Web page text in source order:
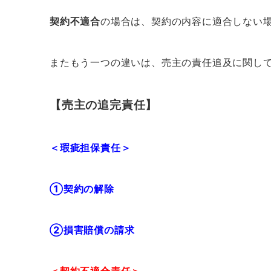
契約不適合の場合は、契約の内容に適合しない
またもう一つの違いは、売主の責任追及に関して
【売主の追完責任】
＜瑕疵担保責任＞
①契約の解除
②損害賠償の請求